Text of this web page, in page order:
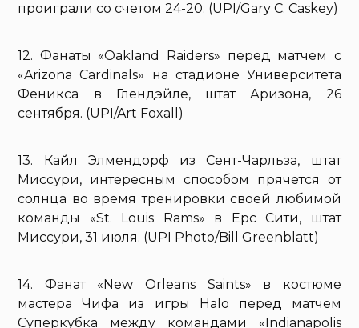
проиграли со счетом 24-20. (UPI/Gary C. Caskey)
12. Фанаты «Oakland Raiders» перед матчем с
«Arizona Cardinals» на стадионе Университета
Феникса в Глендэйле, штат Аризона, 26
сентября. (UPI/Art Foxall)
13. Кайл Элмендорф из Сент-Чарльза, штат
Миссури, интересным способом прячется от
солнца во время тренировки своей любимой
команды «St. Louis Rams» в Ерс Сити, штат
Миссури, 31 июля. (UPI Photo/Bill Greenblatt)
14. Фанат «New Orleans Saints» в костюме
мастера Чифа из игры Halo перед матчем
Суперкубка между командами «Indianapolis